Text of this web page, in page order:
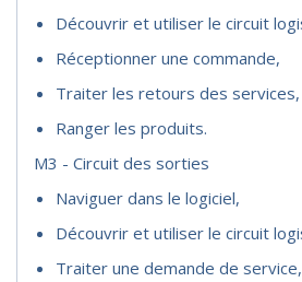
Découvrir et utiliser le circuit
Réceptionner une commande,
Traiter les retours des services,
Ranger les produits.
M3 - Circuit des sorties
Naviguer dans le logiciel,
Découvrir et utiliser le circuit
Traiter une demande de service,